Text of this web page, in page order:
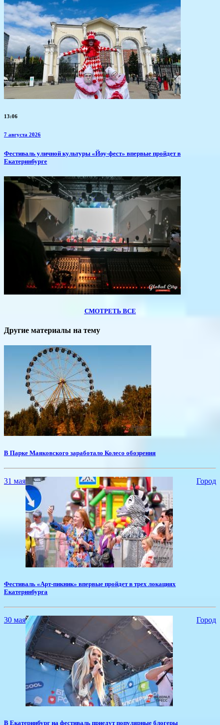
13:06
7 августа 2026
​Фестиваль уличной культуры «Йоу-фест» впервые пройдет в
Екатеринбурге
СМОТРЕТЬ ВСЕ
Другие материалы на тему
В Парке Маяковского заработало Колесо обозрения
31 мая Город
​Фестиваль «Арт-пикник» впервые пройдет в трех локациях
Екатеринбурга
30 мая Город
​В Екатеринбург на фестиваль приедут популярные блогеры